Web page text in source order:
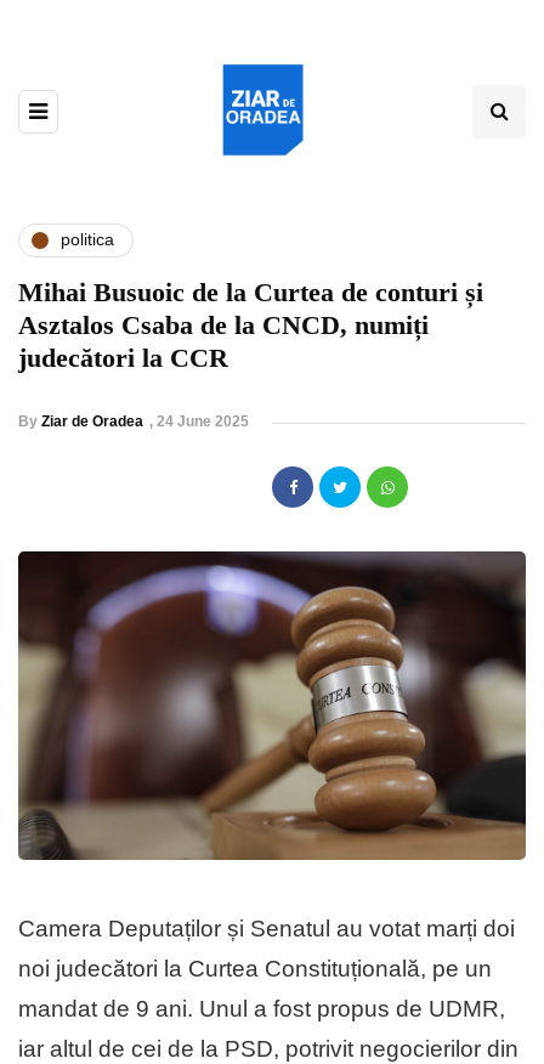
politica
Mihai Busuoic de la Curtea de conturi și
Asztalos Csaba de la CNCD, numiți
judecători la CCR
By Ziar de Oradea , 24 June 2025
Camera Deputaților și Senatul au votat marți doi
noi judecători la Curtea Constituțională, pe un
mandat de 9 ani. Unul a fost propus de UDMR,
iar altul de cei de la PSD, potrivit negocierilor din